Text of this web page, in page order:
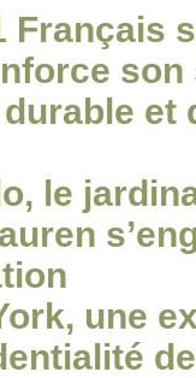
Français
et
le
une